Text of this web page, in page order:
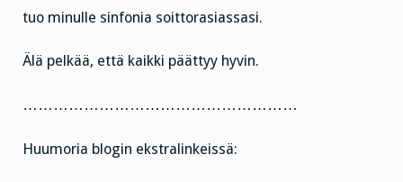
tuo minulle sinfonia soittorasiassasi.
Älä pelkää, että kaikki päättyy hyvin.
………………………………………………
Huumoria blogin ekstralinkeissä: